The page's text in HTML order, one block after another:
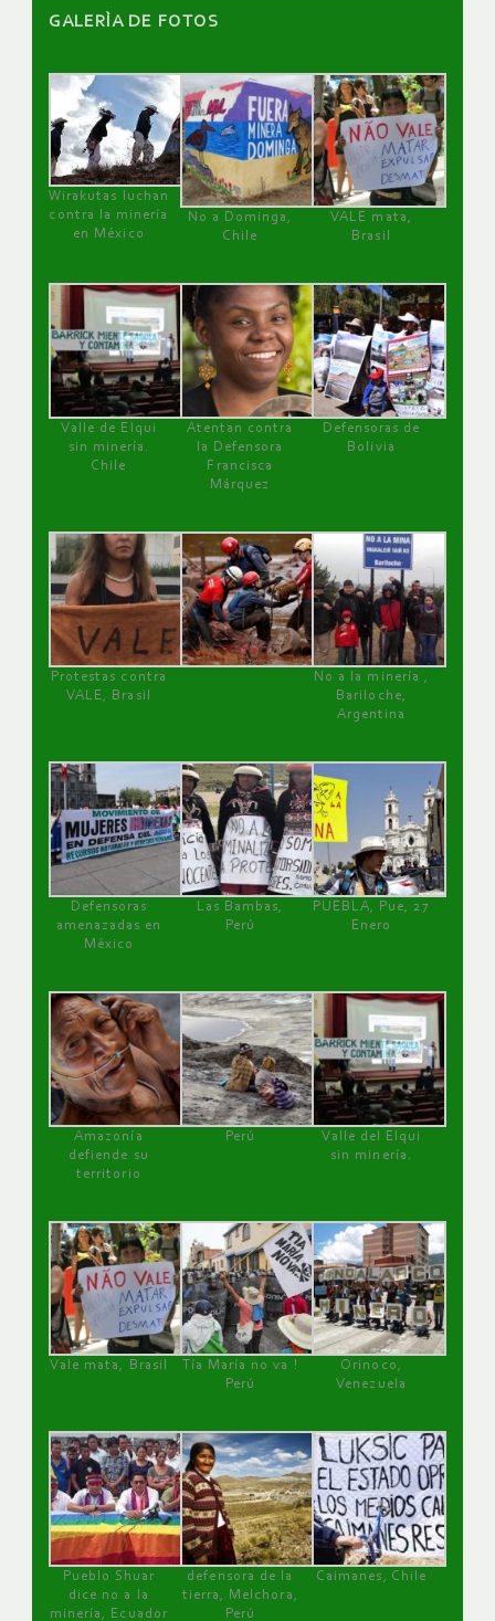
GALERÌA DE FOTOS
Wirakutas luchan
contra la minería
en México
No a Dominga,
Chile
VALE mata,
Brasil
Valle de Elqui
sin minería.
Chile
Atentan contra
la Defensora
Francisca
Márquez
Defensoras de
Bolivia
Protestas contra
VALE, Brasil
No a la minería ,
Bariloche,
Argentina
Defensoras
amenazadas en
México
Las Bambas,
Perú
PUEBLA, Pue, 27
Enero
Amazonía
defiende su
territorio
Perú
Valle del Elqui
sin minería.
Vale mata, Brasil
Tía María no va !
Perú
Orinoco,
Venezuela
Pueblo Shuar
dice no a la
minería, Ecuador
defensora de la
tierra, Melchora,
Perú
Caimanes, Chile